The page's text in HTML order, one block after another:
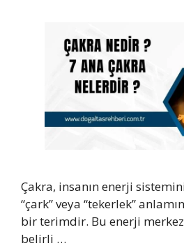
Çakra, insanın enerji
“çark” veya “tekerlek”
bir terimdir. Bu enerji
belirli …